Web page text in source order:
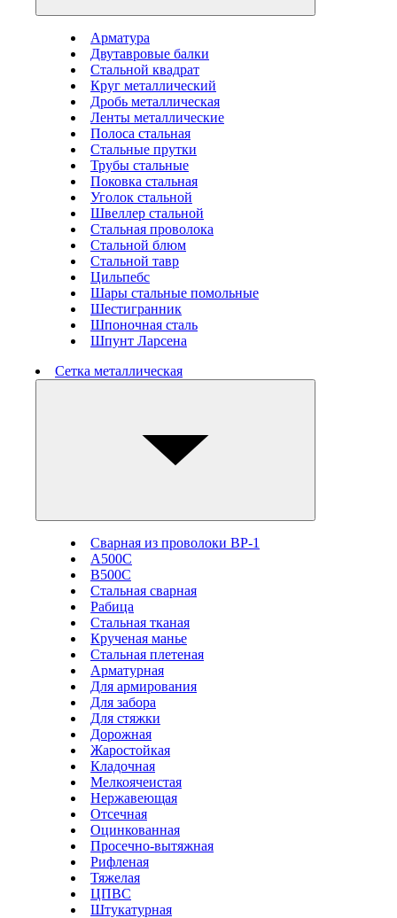
Арматура
Двутавровые балки
Стальной квадрат
Круг металлический
Дробь металлическая
Ленты металлические
Полоса стальная
Стальные прутки
Трубы стальные
Поковка стальная
Уголок стальной
Швеллер стальной
Стальная проволока
Стальной блюм
Стальной тавр
Цильпебс
Шары стальные помольные
Шестигранник
Шпоночная сталь
Шпунт Ларсена
Сетка металлическая
Сварная из проволоки ВР-1
А500С
В500С
Стальная сварная
Рабица
Стальная тканая
Крученая манье
Стальная плетеная
Арматурная
Для армирования
Для забора
Для стяжки
Дорожная
Жаростойкая
Кладочная
Мелкоячеистая
Нержавеющая
Отсечная
Оцинкованная
Просечно-вытяжная
Рифленая
Тяжелая
ЦПВС
Штукатурная